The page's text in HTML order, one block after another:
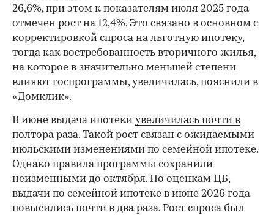
26,6%, при этом к показателям июля 2025 года
отмечен рост на 12,4%. Это связано в основном с
корректировкой спроса на льготную ипотеку,
тогда как востребованность вторичного жилья,
на которое в значительно меньшей степени
влияют госпрограммы, увеличилась, пояснили в
«Домклик».
В июне выдача ипотеки увеличилась почти в
полтора раза. Такой рост связан с ожидаемыми
июльскими изменениями по семейной ипотеке.
Однако правила программы сохранили
неизменными до октября. По оценкам ЦБ,
выдачи по семейной ипотеке в июне 2026 года
повысились почти в два раза. Рост спроса был